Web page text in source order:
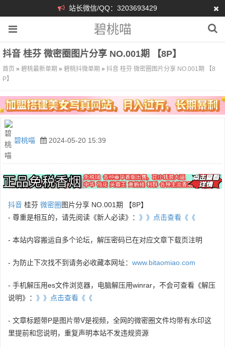
站长微信/QQ：3203693429
碧桃喵
抖音 桂芬 微密圈图片分享 NO.001期 【8P】
首页 » 碧桃最新单期 » 碧桃抖微单期 » 抖音 桂芬 微密圈图片分享 NO.001期 【8
P】
碧桃喵 2024-05-20 15:39
抖音 桂芬 微密圈 图片分享 NO.001期 【8P】
- 尊重是相互的，请先阅读《新人必读》： 》》点击查看《《
- 本站内容搬运自多个论坛，解压密码已在对应文章下载页注明
- 为防止下次找不到请务必收藏本网址： www.bitaomiao.com
- 手机解压用es文件浏览器，电脑解压用winrar，不会可查看《解压
说明》： 》》点击查看《《
- 文章标题带P是图片带V是视频，全网的微密圈文件均带有水印这
里提前和您说明，重复声明本站不发违规资源